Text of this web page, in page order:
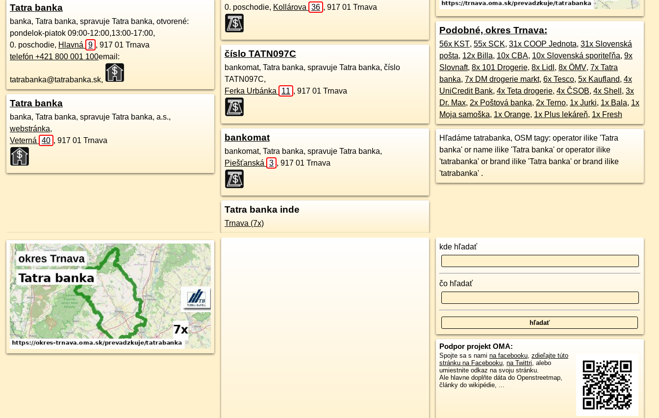
Tatra banka
banka, Tatra banka, spravuje Tatra banka, otvorené:
pondelok-piatok 09:00-12:00,13:00-17:00,
0. poschodie, Hlavná 9 , 917 01 Trnava
telefón +421 800 001 100email:
tatrabanka@tatrabanka.sk,
Tatra banka
banka, Tatra banka, spravuje Tatra banka, a.s.,
webstránka,
Veterná
40 , 917 01 Trnava
0. poschodie, Kollárova 36 , 917 01 Trnava
číslo TATN097C
bankomat, Tatra banka, spravuje Tatra banka, číslo
TATN097C,
Ferka Urbánka
11 , 917 01 Trnava
bankomat
bankomat, Tatra banka, spravuje Tatra banka,
Piešťanská
3 , 917 01 Trnava
Tatra banka inde
Trnava (7x)
Podobné, okres Trnava:
56x KST, 55x SCK, 31x COOP Jednota, 31x Slovenská
pošta, 12x Billa, 10x CBA, 10x Slovenská sporiteľňa, 9x
Slovnaft, 8x 101 Drogerie, 8x Lidl , 8x ÖMV, 7x Tatra
banka, 7x DM drogerie markt, 6x Tesco, 5x Kaufland, 4x
UniCredit Bank, 4x Teta drogerie, 4x ČSOB, 4x Shell , 3x
Dr. Max, 2x Poštová banka, 2x Terno, 1x Jurki, 1x Bala, 1x
Moja samoška, 1x Orange, 1x Plus lekáreň, 1x Fresh
Hľadáme tatrabanka, OSM tagy: operator ilike 'Tatra
banka' or name ilike 'Tatra banka' or operator ilike
'tatrabanka' or brand ilike 'Tatra banka' or brand ilike
'tatrabanka' .
kde hľadať
čo hľadať
Podpor projekt OMA:
Spojte sa s nami na facebooku, zdieľajte túto
stránku na Facebooku, na Twittri, alebo
umiestnite odkaz na svoju stránku.
Ale hlavne doplňte dáta do Openstreetmap,
články do wikipédie, ...